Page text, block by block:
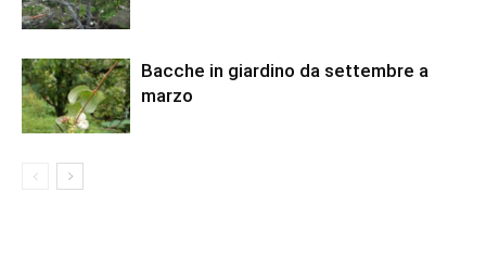
Bacche in giardino da settembre a
marzo